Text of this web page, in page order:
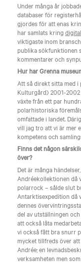
Under många år
databaser för
gjordes för att enas
har samlats kring
viktigaste inom
publika sökfunktionen
kommentarer och
Hur har Grenna
Att så direkt sitta med
Kulturgård) 2001-
växte från ett par
polarhistoriska
omfattade i landet.
vill jag tro att vi är mer
kompetens och
Finns det någon
över?
Det är många
Andréekollektionen då
polarrock – sålde slut
Antarktisexpedition då
dennes
del av utställningen
att också låta
vi också fått bra snurr
mycket tillfreds över
Andrée; en
verksamheten men